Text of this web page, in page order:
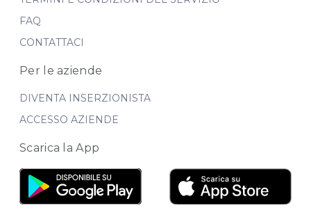
FAQ
CONTATTACI
Per le aziende
DIVENTA INSERZIONISTA
ACCESSO AZIENDE
Scarica la App